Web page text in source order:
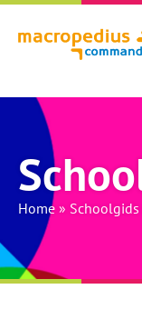
Home » Schoolgids